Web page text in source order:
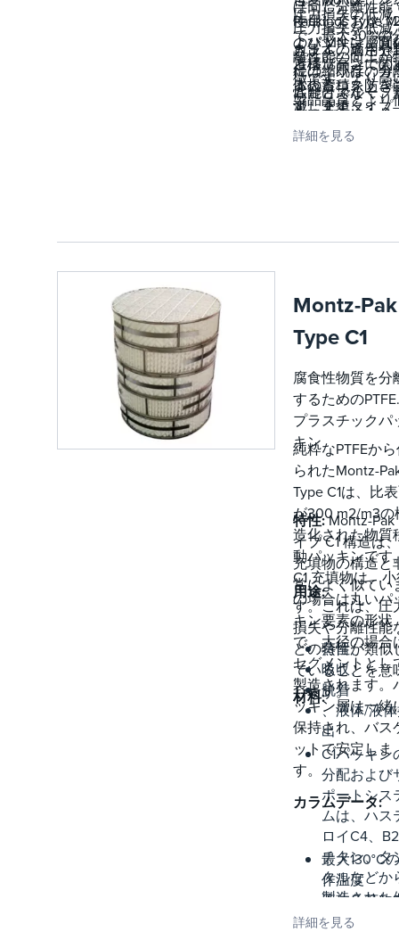
使用しており、
のパッキン層間
遷移ゾーンでの
体の蓄積を防ぎ
す。充填タイプ
は、次のように
徴付けることが
ぼ同じ分離性能
圧力損失を低減
きます。適用分
には、既存のカ
ムだけでなく、
しいカラムも含
れます。Montz
す。合理化され
ットの向上、圧
損失の縮小、ま
はカラム径の縮
が可能です。M-
填物は、低真空
途と最小の灌漑
度に特に適して
ます。
圧力損失の低減
で、最大30%の
離性能の向上が
徴です。より高
製品品質とより
ことができま
Packings Type
よび MN は、直
と構造高さに関
る投資コストを
減します。
カラムの高さや
径の縮小は、分
性能とスループ
トの向上により
能です。両方の
存の施設の全体
品品質を向上さ
たり、還流率を
げることでエネ
ギー削減を達成
たりできます。
詳細を見る
Montz-Pak
Type C1
腐食性物質を分
するための
プラスチックパ
キン
純粋なPTFEか
られたMontz-
Type C1は、比
が300 m2/m3の
造化された物質
動パッキンです
C1 充填物は、
の場合は丸いパ
キン要素の形状
で、大径の場合
セグメントとし
製造されます。
ッキン層は一緒
保持され、バス
ットで安定しま
す
特性:Montz-Pak
イプ C1 構造は
充填物の構造と
常によく似てい
す。これは、圧
損失や分離性能
どの特性が類似
ていることを意
します。
用途:
蒸留、
吸収、
脱着
、液体/液
出
材料:
C1パッキン
分配および
ポートシス
ムは、ハス
ロイC4、
チタン、タ
タルなどか
製造された
の材料の中
カラムデータ:
最大130°C
作温度
液体負荷約
150 m³/(m²
詳細を見る